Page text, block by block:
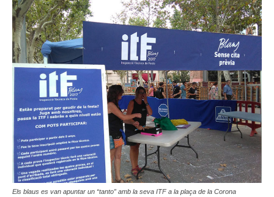
Els blaus es van apuntar un “tanto” amb la seva ITF a la plaça de la Corona